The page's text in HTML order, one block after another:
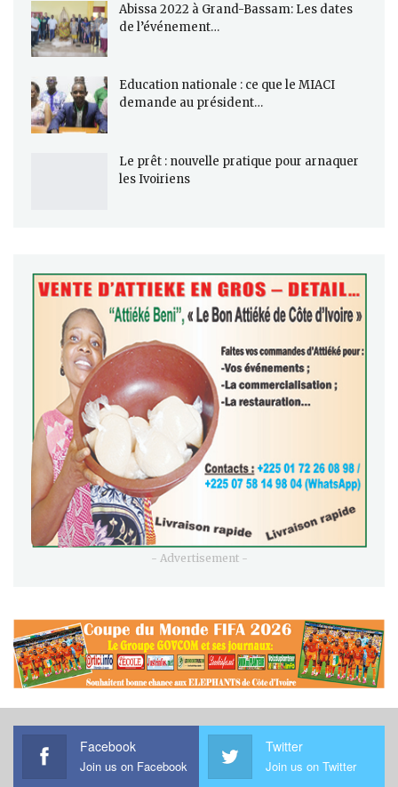
Abissa 2022 à Grand-Bassam: Les dates
de l’événement…
Education nationale : ce que le MIACI
demande au président…
Le prêt : nouvelle pratique pour arnaquer
les Ivoiriens
- Advertisement -
Facebook
Join us on Facebook
Twitter
Join us on Twitter